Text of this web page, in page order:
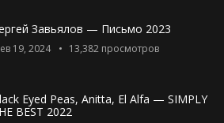
Завьялов — Письмо 2023
19, 2024 13,382просмотров
Eyed Peas, Anitta, El Alfa — SIMPLY
BEST 2022